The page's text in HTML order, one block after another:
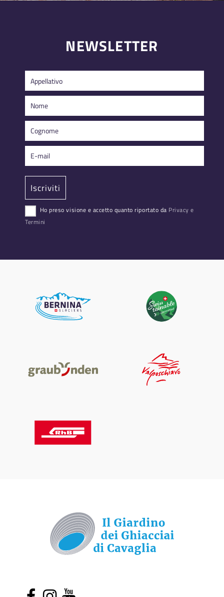
NEWSLETTER
Ho preso visione e accetto quanto riportato da Privacy e
Termini